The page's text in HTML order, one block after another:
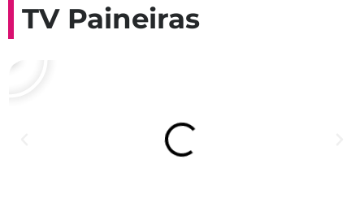
TV Paineiras